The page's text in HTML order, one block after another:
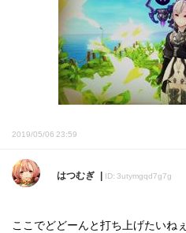
2019/05/06 23:59
はつむぎ ID: 3utymgqd7g7g
ここでどどーんと打ち上げたいねぇ